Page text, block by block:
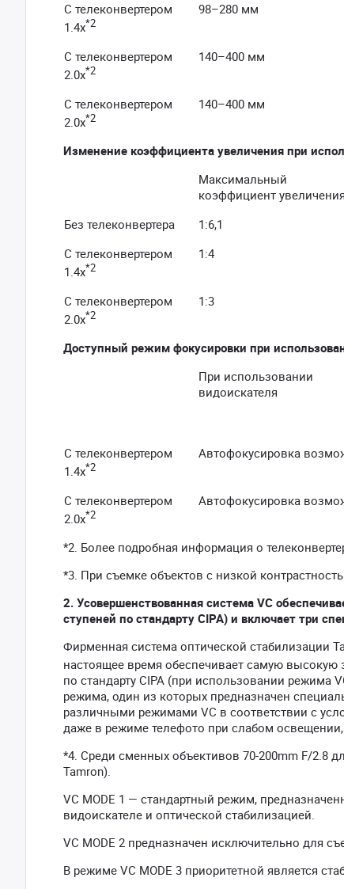
С телеконвертером
1.4x*2
98–280 мм
С телеконвертером
2.0x*2
140–400 мм
С телеконвертером
2.0x*2
140–400 мм
Изменение коэффициента увеличения при
Максимальный
коэффициент увеличения
Без телеконвертера
1:6,1
С телеконвертером
1.4x*2
1:4
С телеконвертером
2.0x*2
1:3
Доступный режим фокусировки при
При использовании
видоискателя
С телеконвертером
1.4x*2
Автофокусировка
С телеконвертером
2.0x*2
Автофокусировка
*2. Более подробная информация о
*3. При съемке объектов с низкой
2. Усовершенствованная система VC
ступеней по стандарту CIPA) и включает три
Фирменная система оптической стабилизации
настоящее время обеспечивает самую
по стандарту CIPA (при использовании режима
режима, один из которых предназначен
различными режимами VC в соответствии с
даже в режиме телефото при слабом
*4. Среди сменных объективов 70-200mm F/2.8
Tamron).
VC MODE 1 — стандартный режим,
видоискателе и оптической стабилизацией.
VC MODE 2 предназначен исключительно для
В режиме VC MODE 3 приоритетной является